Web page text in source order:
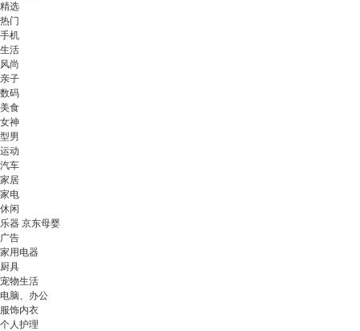
精选
热门
手机
生活
风尚
亲子
数码
美食
女神
型男
运动
汽车
家居
家电
休闲
乐器 京东母婴
广告
家用电器
厨具
宠物生活
电脑、办公
服饰内衣
个人护理